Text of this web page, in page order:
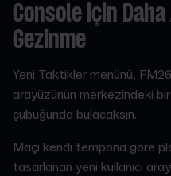
Console için Daha
Gezinme
Yeni Taktikler menünü,
arayüzünün merkezindeki
çubuğunda bulacaksın.
Maçı kendi tempona göre
tasarlanan yeni kullanıcı